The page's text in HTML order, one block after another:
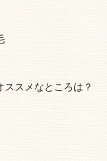
ススメなところは？